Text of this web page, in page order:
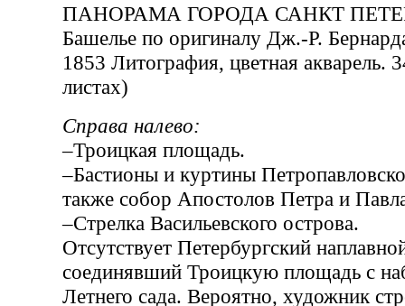
ПАНОРАМА ГОРОДА САНКТ
Башелье по оригиналу Дж.-Р.
1853 Литография, цветная акварель.
листах)
Справа налево:
–Троицкая площадь.
–Бастионы и куртины
также собор Апостолов Петра и
–Стрелка Васильевского острова.
Отсутствует Петербургский
соединявший Троицкую площадь с
Летнего сада. Вероятно, художник